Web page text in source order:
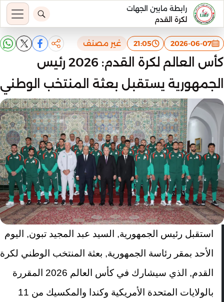
رابطة مابين الجهات
لكرة القدم
2026-06-07
21:05 غير مصنف
كأس العالم لكرة القدم: 2026 رئيس
الجمهورية يستقبل بعثة المنتخب الوطني
استقبل رئيس الجمهورية, السيد عبد المجيد تبون, اليوم
الأحد بمقر رئاسة الجمهورية, بعثة المنتخب الوطني لكرة
القدم, الذي سيشارك في كأس العالم 2026 المقررة
بالولايات المتحدة الأمريكية وكندا والمكسيك من 11